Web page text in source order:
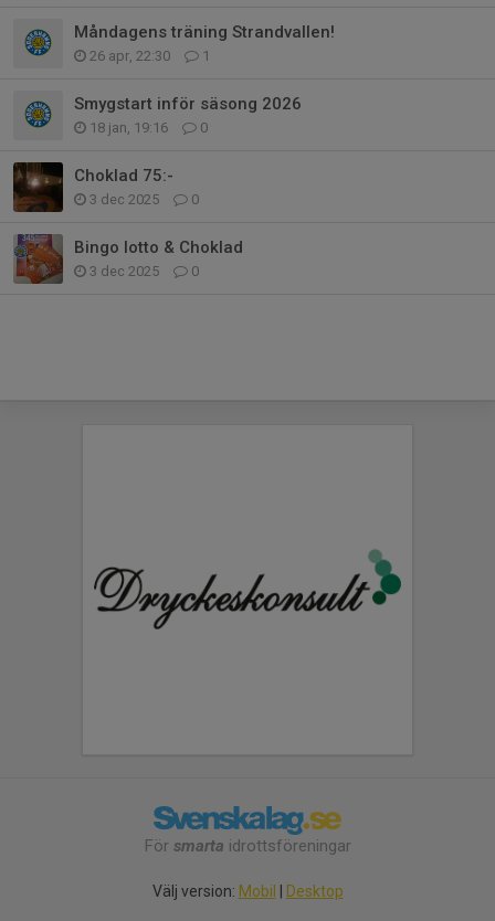
Måndagens träning Strandvallen!
26 apr, 22:30 1
Smygstart inför säsong 2026
18 jan, 19:16 0
Choklad 75:-
3 dec 2025 0
Bingo lotto & Choklad
3 dec 2025 0
För smarta idrottsföreningar
Välj version: Mobil | Desktop